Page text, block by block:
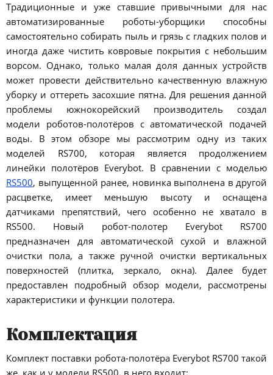
Традиционные и уже ставшие привычными для нас
автоматизированные роботы-уборщики способны
самостоятельно собирать пыль и грязь с гладких полов и
иногда даже чистить ковровые покрытия с небольшим
ворсом. Однако, только малая доля данных устройств
может провести действительно качественную влажную
уборку и оттереть засохшие пятна. Для решения данной
проблемы южнокорейский производитель создал
модели роботов-полотёров с автоматической подачей
воды. В этом обзоре мы рассмотрим одну из таких
моделей RS700, которая является продолжением
линейки полотёров Everybot. В сравнении с моделью
RS500, выпущенной ранее, новинка выполнена в другой
расцветке, имеет меньшую высоту и оснащена
датчиками препятствий, чего особенно не хватало в
RS500. Новый робот-полотер Everybot RS700
предназначен для автоматической сухой и влажной
очистки пола, а также ручной очистки вертикальных
поверхностей (плитка, зеркало, окна). Далее будет
предоставлен подробный обзор модели, рассмотрены
характеристики и функции полотера.
Комплектация
Комплект поставки робота-полотёра Everybot RS700 такой
же, как и у модели RS500, в него входит: